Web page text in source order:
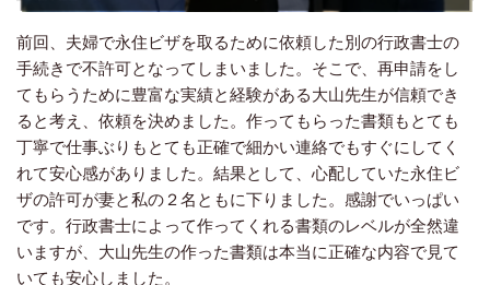
前回、夫婦で永住ビザを取るために依頼した別の行政書士の
手続きで不許可となってしまいました。そこで、再申請をし
てもらうために豊富な実績と経験がある大山先生が信頼でき
ると考え、依頼を決めました。作ってもらった書類もとても
丁寧で仕事ぶりもとても正確で細かい連絡でもすぐにしてく
れて安心感がありました。結果として、心配していた永住ビ
ザの許可が妻と私の２名ともに下りました。感謝でいっぱい
です。行政書士によって作ってくれる書類のレベルが全然違
いますが、大山先生の作った書類は本当に正確な内容で見て
いても安心しました。